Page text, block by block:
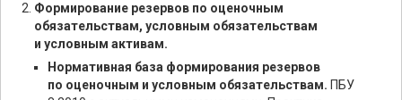
Формирование резервов по оценочным
обязательствам, условным обязательствам
и условным активам.
Нормативная база формирования резервов
по оценочным и условным обязательствам. ПБУ